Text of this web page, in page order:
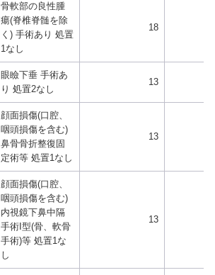
骨軟部の良性腫
瘍(脊椎脊髄を除
く) 手術あり 処置
1なし
18
眼瞼下垂 手術あ
り 処置2なし
13
顔面損傷(口腔、
咽頭損傷を含む)
鼻骨骨折整復固
定術等 処置1なし
13
顔面損傷(口腔、
咽頭損傷を含む)
内視鏡下鼻中隔
手術I型(骨、軟骨
手術)等 処置1な
し
13